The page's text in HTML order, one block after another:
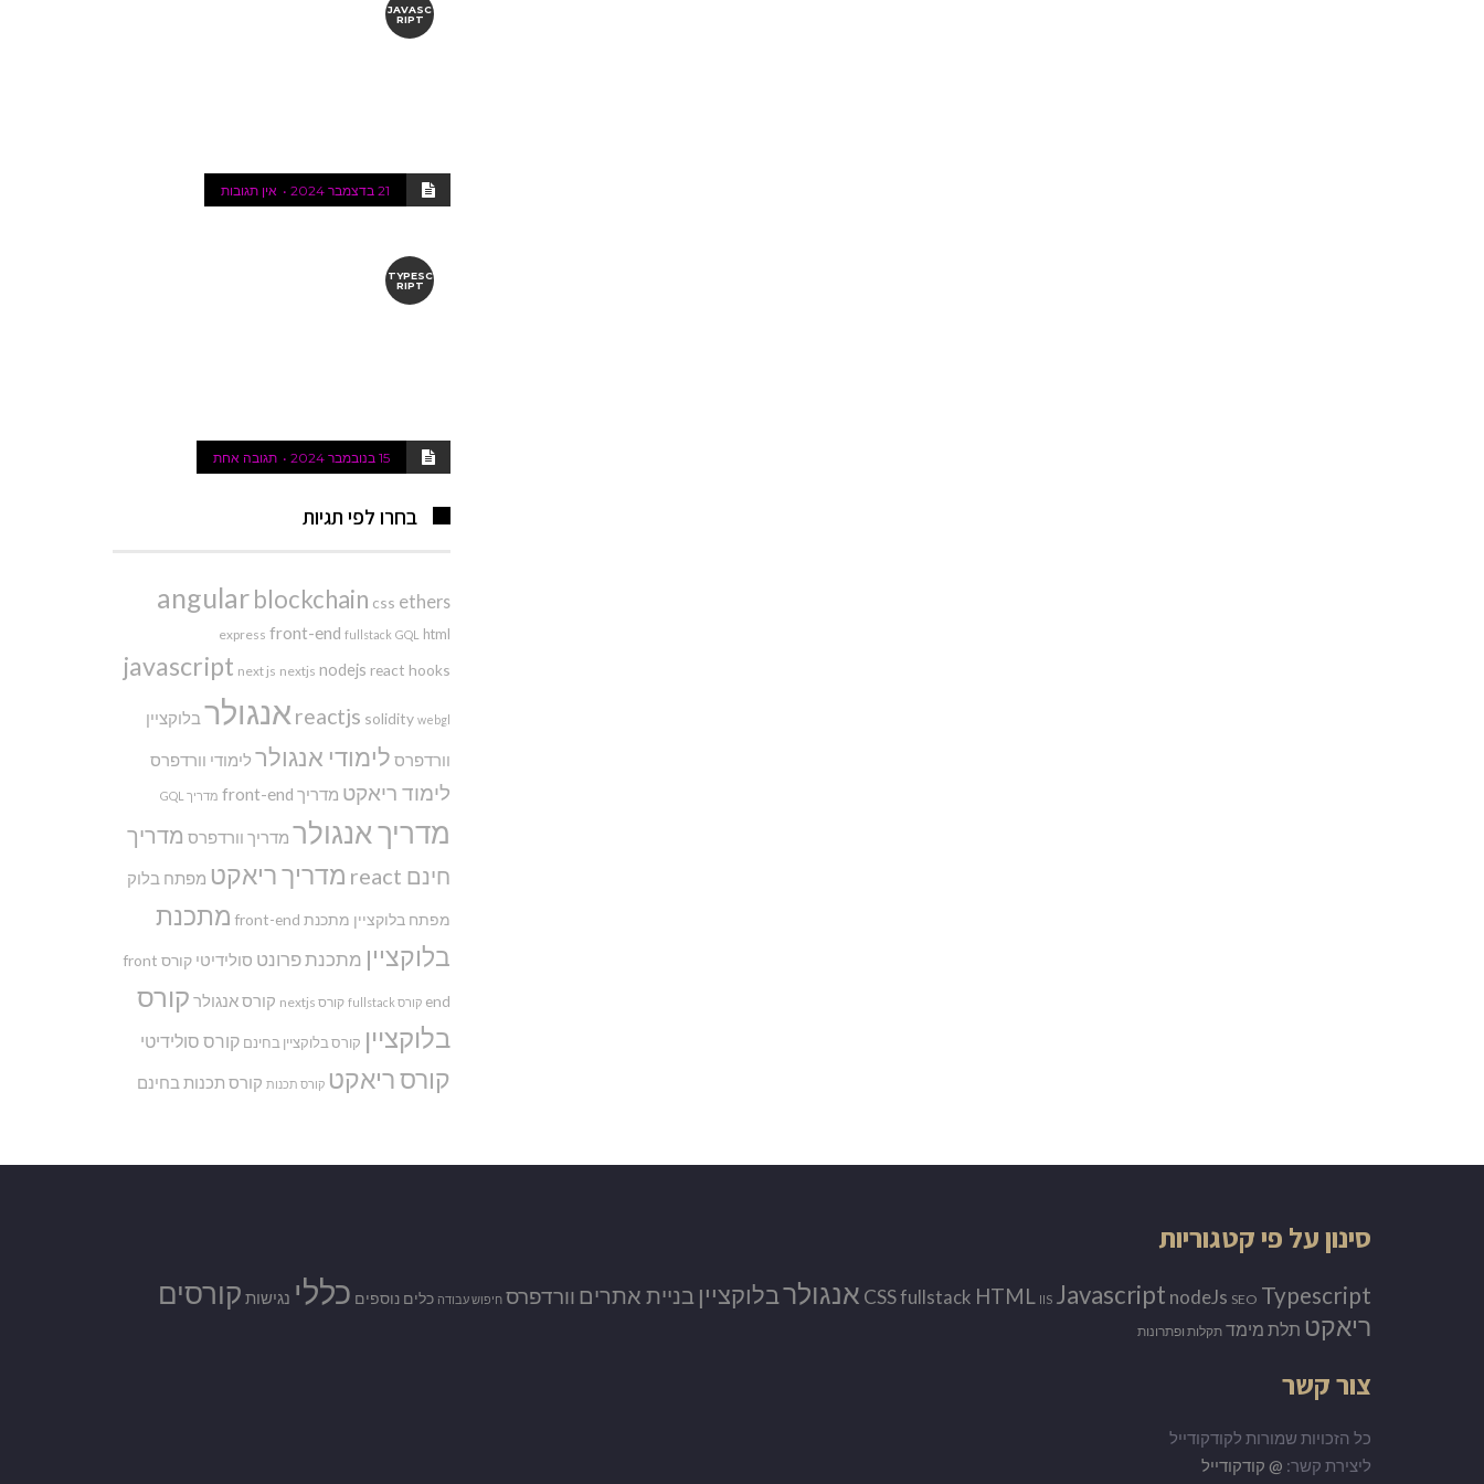
JAVASC
RIPT
21 בדצמבר 2024 אין תגובות
TYPESC
RIPT
15 בנובמבר 2024 תגובה אחת
בחרו לפי תגיות
angularblockchain css ethers
express front-end fullstack GQL html
javascript next js nextjs nodejs react hooks
reactjs solidity webgl אנגולר בלוקציין
וורדפרס לימודי אנגולר לימודי וורדפרס
לימוד ריאקט מדריך front-end מדריך GQL
מדריך אנגולר מדריך וורדפרס מדריך
חינם react
מדריך ריאקט מפתח בלוק
מפתח בלוקציין מתכנת front-end
מתכנת
בלוקציין מתכנת פרונט סולידיטי קורס front
end קורס fullstack קורס nextjs קורס אנגולר קורס
בלוקציין קורס בלוקציין בחינם קורס סולידיטי
קורס ריאקט קורס תכנות קורס תכנות בחינם
סינון על פי קטגוריות
CSSfullstack HTML IIS Javascript nodeJs SEO Typescript אנגולרבלוקציין בניית אתרים וורדפרס חיפוש עבודה כלים נוספים כללי נגישות קורסים
ריאקט תלת מימד תקלות ופתרונות
צור קשר
כל הזכויות שמורות לקודקודייל
ליצירת קשר: @ קודקודייל